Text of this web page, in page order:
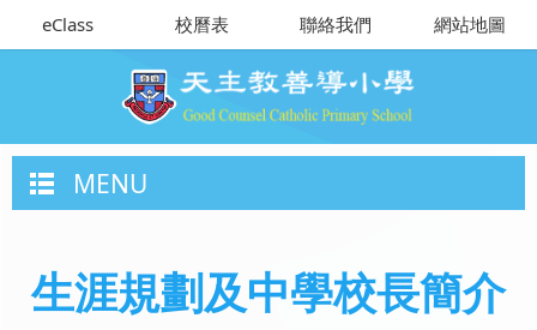
eClass 校曆表 聯絡我們 網站地圖
MENU
生涯規劃及中學校長簡介